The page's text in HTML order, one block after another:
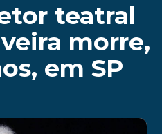
teatral
morre,
em SP